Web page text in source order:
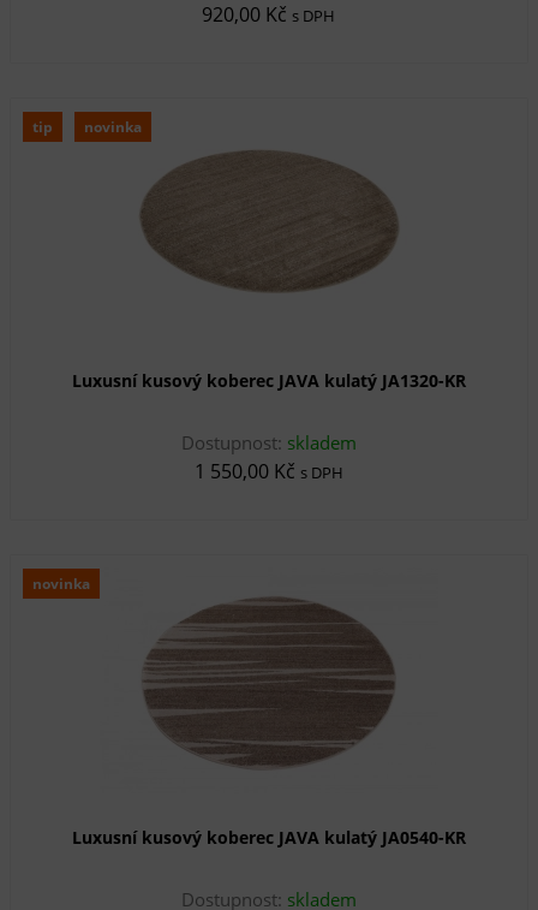
920,00 Kč s DPH
tip novinka
Luxusní kusový koberec JAVA kulatý JA1320-KR
Dostupnost: skladem
1 550,00 Kč s DPH
novinka
Luxusní kusový koberec JAVA kulatý JA0540-KR
Dostupnost: skladem